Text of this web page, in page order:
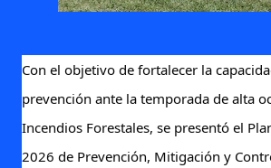
Con el objetivo de fortalecer la
prevención ante la temporada de alta
Incendios Forestales, se presentó el
2026 de Prevención, Mitigación y